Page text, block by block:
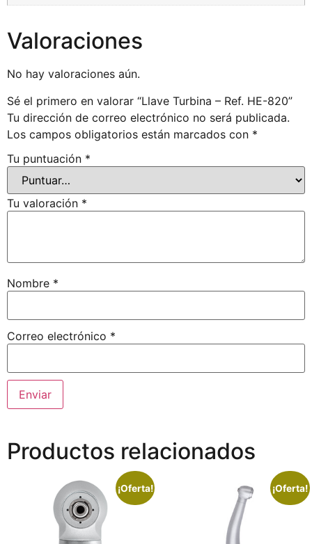
Valoraciones
No hay valoraciones aún.
Sé el primero en valorar “Llave Turbina – Ref. HE-820”
Tu dirección de correo electrónico no será publicada.
Los campos obligatorios están marcados con *
Tu puntuación *
Tu valoración *
Nombre *
Correo electrónico *
Productos relacionados
¡Oferta! ¡Oferta!